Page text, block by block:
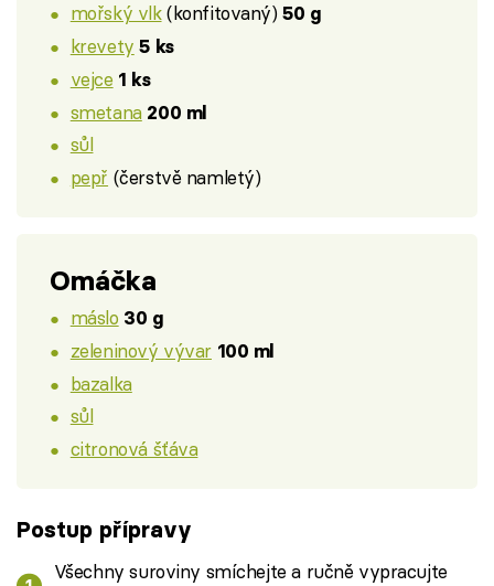
mořský vlk(konfitovaný)50 g
krevety 5 ks
vejce 1 ks
smetana 200 ml
sůl
pepř (čerstvě namletý)
Omáčka
máslo 30 g
zeleninový vývar 100 ml
bazalka
sůl
citronová šťáva
Postup přípravy
Všechny suroviny smíchejte a ručně vypracujte